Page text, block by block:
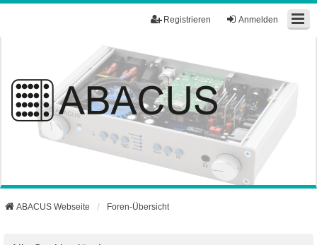
Anmelden
Registrieren
ABACUS Webseite Foren-Übersicht